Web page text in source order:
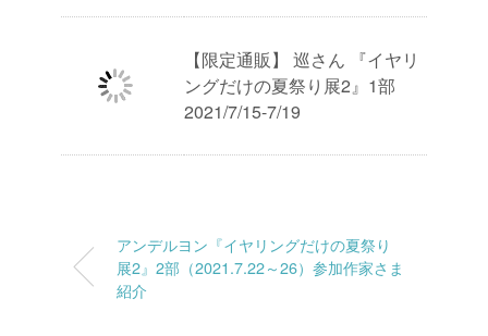
【限定通販】 巡さん 『イヤリ
ングだけの夏祭り展2』1部
2021/7/15-7/19
アンデルヨン『イヤリングだけの夏祭り
展2』2部（2021.7.22～26）参加作家さま
紹介